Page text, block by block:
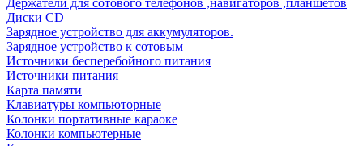
Держатели для сотового телефонов ,навигаторов ,планшетов
Диски CD
Зарядное устройство для аккумуляторов.
Зарядное устройство к сотовым
Источники бесперебойного питания
Источники питания
Карта памяти
Клавиатуры компьюторные
Колонки портативные караоке
Колонки компьютерные